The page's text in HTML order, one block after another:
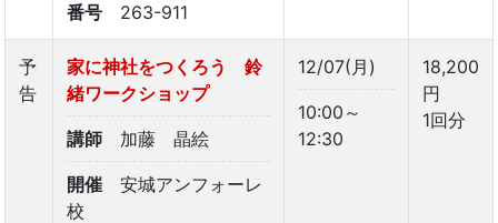
番号 263-911
予
告
家に神社をつくろう 鈴
緒ワークショップ
講師 加藤 晶絵
開催
安城アンフォーレ
校
12/07(月)
10:00～
12:30
18,200
円
1回分